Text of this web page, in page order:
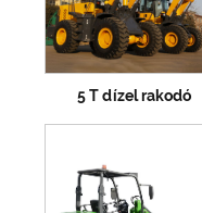
5 T dízel rakodó